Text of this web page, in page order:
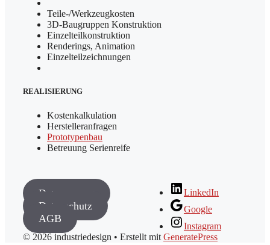
Teile-/Werkzeugkosten
3D-Baugruppen Konstruktion
Einzelteilkonstruktion
Renderings, Animation
Einzelteilzeichnungen
REALISIERUNG
Kostenkalkulation
Herstelleranfragen
Prototypenbau
Betreuung Serienreife
Datenauszug
Datenschutz
AGB
LinkedIn
Google
Instagram
© 2026 industriedesign • Erstellt mit GeneratePress